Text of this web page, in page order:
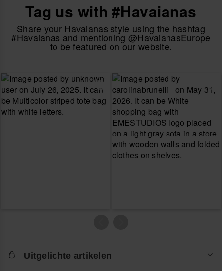
Tag us with #Havaianas
Share your Havaianas style using the hashtag
#Havaianas and mentioning @HavaianasEurope
to be featured on our website.
Uitgelichte artikelen